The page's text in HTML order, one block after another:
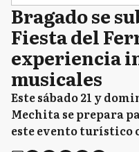
Bragado se
Fiesta del
experiencia
musicales
Este sábado 21 y
Mechita se prepara
este evento turístico